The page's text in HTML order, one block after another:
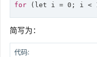
for ( let
简写为：
代码: